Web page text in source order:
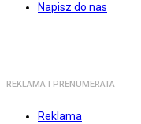
Napisz do nas
REKLAMA I PRENUMERATA
Reklama